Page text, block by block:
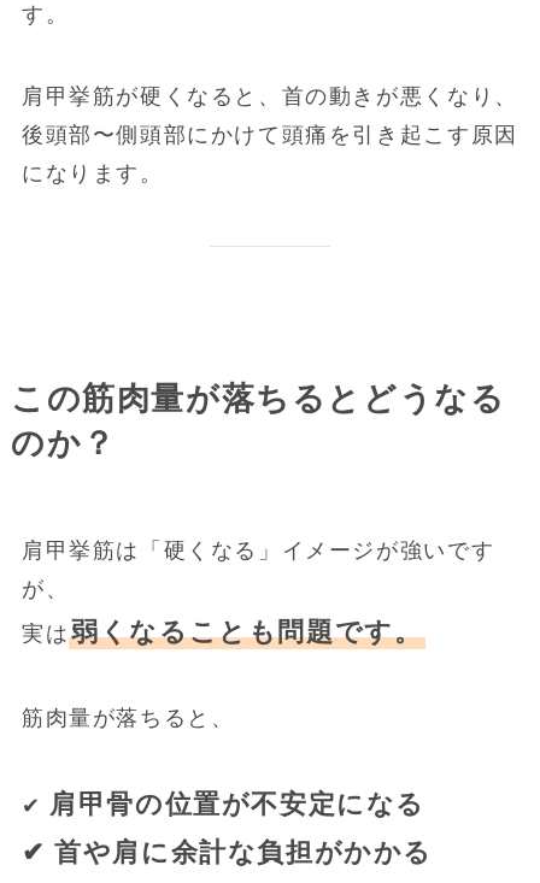
す。
肩甲挙筋が硬くなると、首の動きが悪くなり、
後頭部〜側頭部にかけて頭痛を引き起こす原因
になります。
この筋肉量が落ちるとどうなる
のか？
肩甲挙筋は「硬くなる」イメージが強いです
が、
実は弱くなることも問題です。
筋肉量が落ちると、
✔ 肩甲骨の位置が不安定になる
✔ 首や肩に余計な負担がかかる